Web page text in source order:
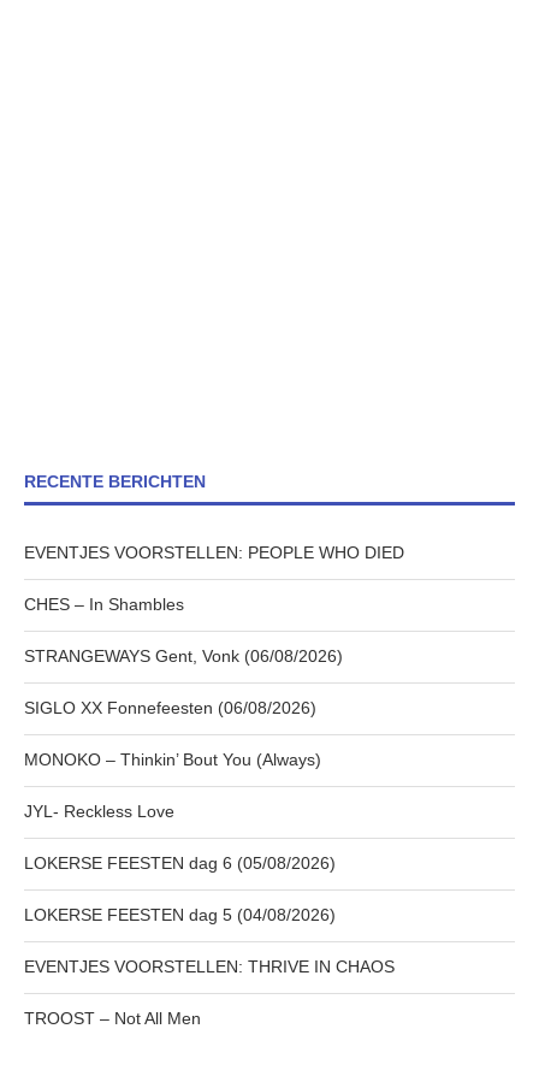
RECENTE BERICHTEN
EVENTJES VOORSTELLEN: PEOPLE WHO DIED
CHES – In Shambles
STRANGEWAYS Gent, Vonk (06/08/2026)
SIGLO XX Fonnefeesten (06/08/2026)
MONOKO – Thinkin’ Bout You (Always)
JYL- Reckless Love
LOKERSE FEESTEN dag 6 (05/08/2026)
LOKERSE FEESTEN dag 5 (04/08/2026)
EVENTJES VOORSTELLEN: THRIVE IN CHAOS
TROOST – Not All Men